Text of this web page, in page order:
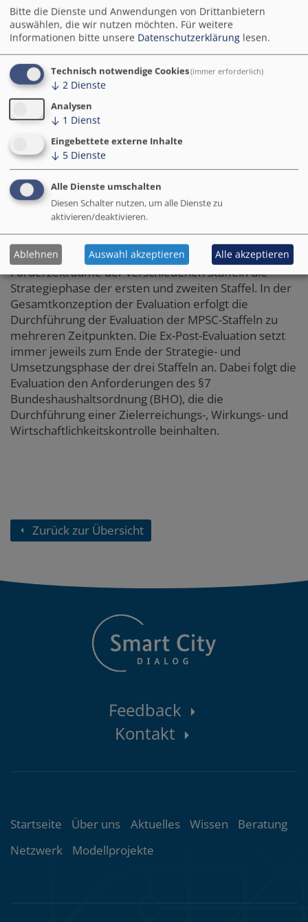
Herunterladen PDF (2.43 MB)
Die vorliegende zweite Ex-Post-Evaluation umfasst
aufgrund des zeitlichen Versatzes der
Förderzeiträume der verschiedenen Staffeln die
Strategiephase der ersten und zweiten Staffel. In der
Gesamtkonzeption der Evaluation erfolgt die
Durchführung der Evaluation der MPSC-Staffeln zu
mehreren Zeitpunkten. Die Ex-Post-Evaluation setzt
immer jeweils zum Ende der Strategie- und
Umsetzungsphase der drei Staffeln an. Dabei folgt die
Evaluation den Anforderungen des §7
Bundeshaushaltsordnung (BHO), die die
Durchführung einer Zielerreichungs-, Wirkungs- und
Wirtschaftlichkeitskontrolle beinhalten.
Zurück zur Übersicht
Kontaktbereich
Feedback
Kontakt
Themenübersicht
Startseite Über uns Aktuelles Wissen
Beratung
Netzwerk
Modellprojekte
Bitte die Dienste und Anwendungen von Drittanbietern
auswählen, die wir nutzen möchten. Für weitere
Informationen bitte unsere Datenschutzerklärung lesen.
Technisch notwendige Cookies(immer erforderlich)
↓ 2 Dienste
Analysen
↓ 1 Dienst
Eingebettete externe Inhalte
↓ 5 Dienste
Alle Dienste umschalten
Diesen Schalter nutzen, um alle Dienste zu
aktivieren/deaktivieren.
Ablehnen Auswahl akzeptieren Alle akzeptieren